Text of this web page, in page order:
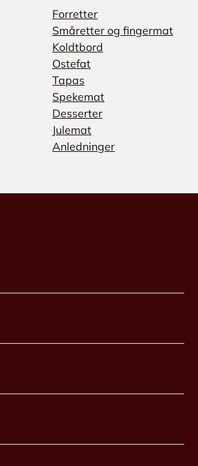
Forretter
Småretter og fingermat
Koldtbord
Ostefat
Tapas
Spekemat
Desserter
Julemat
Anledninger